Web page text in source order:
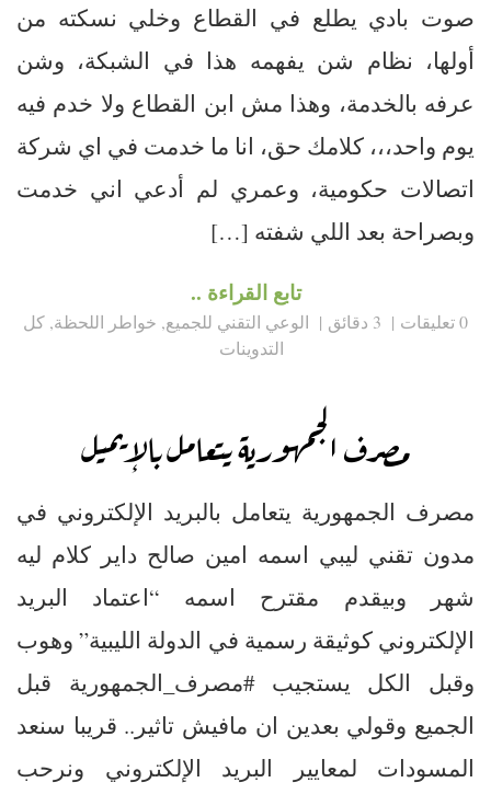
صوت بادي يطلع في القطاع وخلي نسكته من
أولها، نظام شن يفهمه هذا في الشبكة، وشن
عرفه بالخدمة، وهذا مش ابن القطاع ولا خدم فيه
يوم واحد،،، كلامك حق، انا ما خدمت في اي شركة
اتصالات حكومية، وعمري لم أدعي اني خدمت
وبصراحة بعد اللي شفته […]
تابع القراءة ..
0 تعليقات 3 دقائق الوعي التقني للجميع, خواطر اللحظة, كل
التدوينات
مصرف الجمهورية يتعامل بالإيميل
مصرف الجمهورية يتعامل بالبريد الإلكتروني في
مدون تقني ليبي اسمه امين صالح داير كلام ليه
شهر وبيقدم مقترح اسمه “اعتماد البريد
الإلكتروني كوثيقة رسمية في الدولة الليبية” وهوب
وقبل الكل يستجيب #مصرف_الجمهورية قبل
الجميع وقولي بعدين ان مافيش تاثير.. قريبا سنعد
المسودات لمعايير البريد الإلكتروني ونرحب